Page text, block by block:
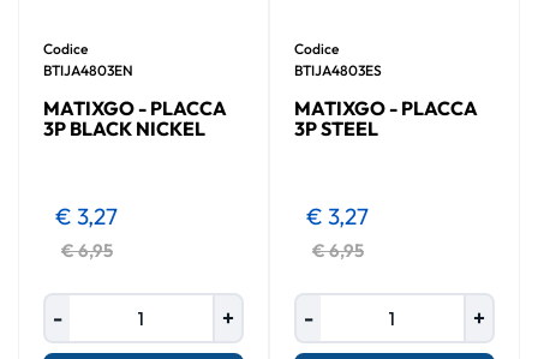
Codice
BTIJA4803EN
MATIXGO - PLACCA
3P BLACK NICKEL
€ 6,95
€ 3,27
Codice
BTIJA4803ES
MATIXGO - PLACCA
3P STEEL
€ 6,95
€ 3,27